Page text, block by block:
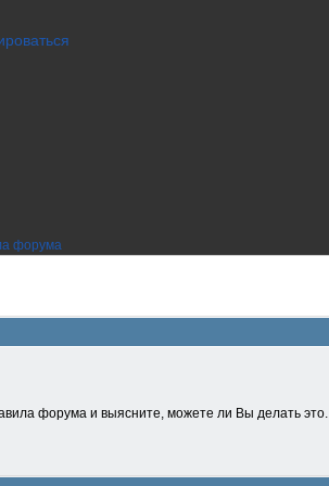
форума и выясните, можете ли Вы делать это.